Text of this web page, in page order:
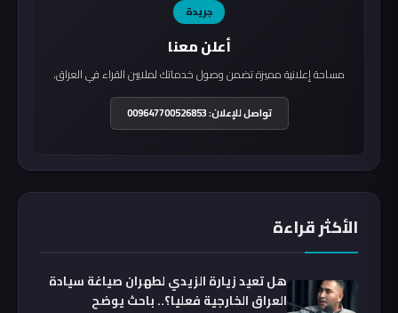
جريدة
أعلن معنا
مساحة إعلانية مميزة تضمن وصول خدماتك لملايين القراء في العراق.
تواصل للإعلان: 009647700526853
الأكثر قراءة
هل تعيد زيارة الزيدي لطهران صياغة سيادة
العراق الخارجية فعليا؟.. باحث يوضح